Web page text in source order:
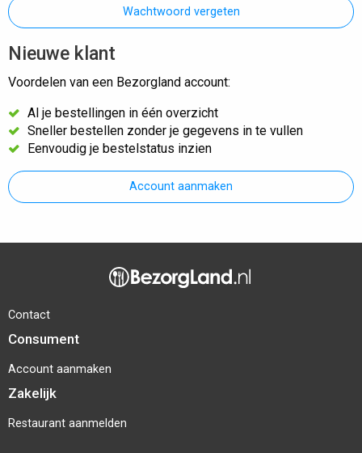
Wachtwoord vergeten
Nieuwe klant
Voordelen van een Bezorgland account:
Al je bestellingen in één overzicht
Sneller bestellen zonder je gegevens in te vullen
Eenvoudig je bestelstatus inzien
Account aanmaken
Contact
Consument
Account aanmaken
Zakelijk
Restaurant aanmelden